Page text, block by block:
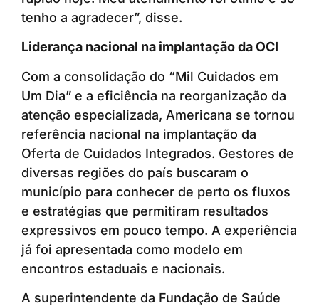
tenho a agradecer”, disse.
Liderança nacional na implantação da OCI
Com a consolidação do “Mil Cuidados em
Um Dia” e a eficiência na reorganização da
atenção especializada, Americana se tornou
referência nacional na implantação da
Oferta de Cuidados Integrados. Gestores de
diversas regiões do país buscaram o
município para conhecer de perto os fluxos
e estratégias que permitiram resultados
expressivos em pouco tempo. A experiência
já foi apresentada como modelo em
encontros estaduais e nacionais.
A superintendente da Fundação de Saúde